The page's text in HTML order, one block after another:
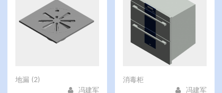
地漏 (2)
冯建军
消毒柜
冯建军